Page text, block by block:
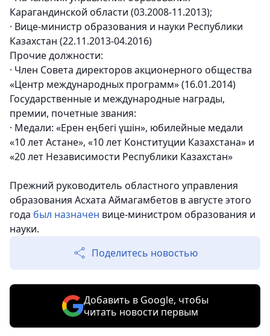
Карагандинской области (03.2008-11.2013);
· Вице-министр образования и науки Республики
Казахстан (22.11.2013-04.2016)
Прочие должности:
· Член Совета директоров акционерного общества
«Центр международных программ» (16.01.2014)
Государственные и международные награды,
премии, почетные звания:
· Медали: «Ерен еңбегі үшін», юбилейные медали
«10 лет Астане», «10 лет Конституции Казахстана» и
«20 лет Независимости Республики Казахстан»
Прежний руководитель областного управления
образования Асхата Аймагамбетов в августе этого
года был назначен вице-министром образования и
науки.
Поделитесь новостью
Добавить в Google, чтобы
читать новости первым